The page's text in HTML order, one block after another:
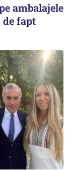
ambalajele
de fapt